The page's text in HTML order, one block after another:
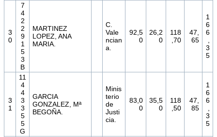
3
0
7
4
2
2
9
1
5
3
B
MARTINEZ
LOPEZ, ANA
MARIA.
C.
Vale
ncian
a.
92,5
0
26,2
0
118
,70
47,
65
1
6
6
3
5
3
1
11
4
4
3
3
5
5
G
GARCIA
GONZALEZ, Mª
BEGOÑA.
Minis
terio
de
Justi
cia.
83,0
0
35,5
0
118
,50
47,
85
1
6
6
3
5